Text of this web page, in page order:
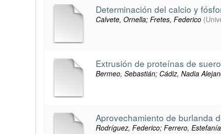
Determinación del calcio y
Calvete, Ornella; Fretes, Federico (
Extrusión de proteínas de
Bermeo, Sebastián; Cádiz, Nadia
Aprovechamiento de burlanda
Rodríguez, Federico; Ferrero, Estefanía